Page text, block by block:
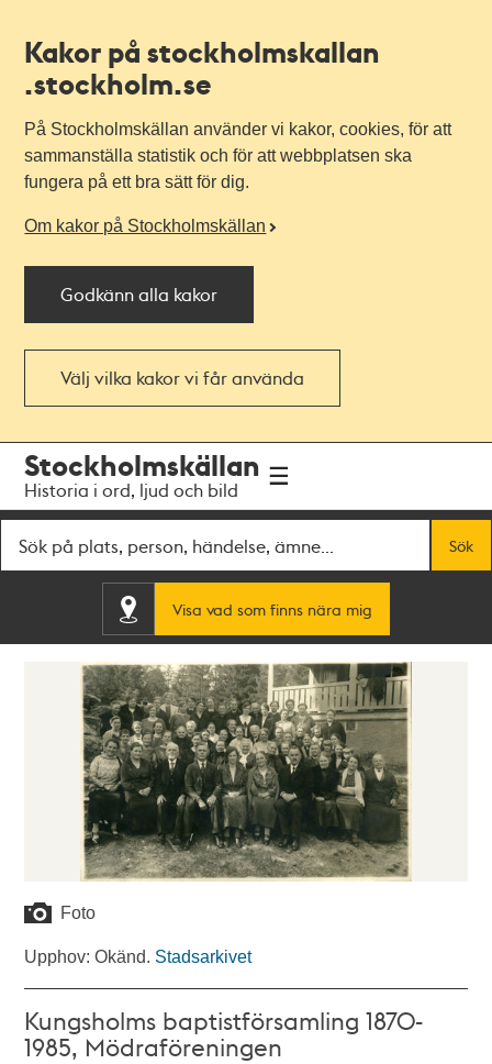
Kakor på stockholmskallan
.stockholm.se
På Stockholmskällan använder vi kakor, cookies, för att
sammanställa statistik och för att webbplatsen ska
fungera på ett bra sätt för dig.
Om kakor på Stockholmskällan
Godkänn alla kakor
Välj vilka kakor vi får använda
navigationen
huvudinnehållet
Stockholmskällan
Historia i ord, ljud och bild
Sök
Visa vad som finns nära mig
Foto
Upphov: Okänd. Stadsarkivet
Kungsholms baptistförsamling 1870-
1985, Mödraföreningen